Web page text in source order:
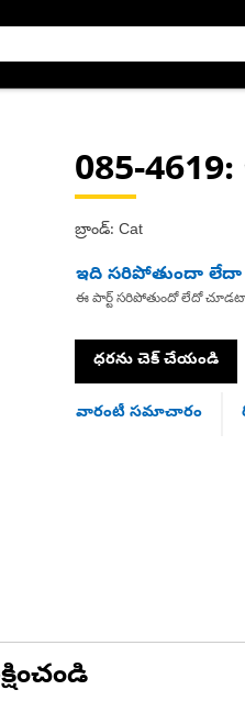
085-4619:
బ్రాండ్: Cat
ఇది సరిపోతుందా లేదా
ఈ పార్ట్ సరిపోతుందో లేదో
ధరను చెక్ చేయండి
వారంటీ సమాచారం